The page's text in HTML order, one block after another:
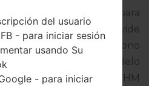
de firmware para
TD-LTE, pero no olvide
modelo de su teléfono
al número de modelo
código del firmware es CHM
del usuario
- para iniciar sesión
usando Su
- para iniciar